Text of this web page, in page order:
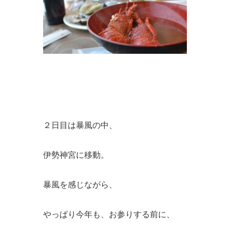
２日目は暴風の中、
伊勢神宮に移動。
暴風を感じながら、
やっぱり今年も、お参りする前に、